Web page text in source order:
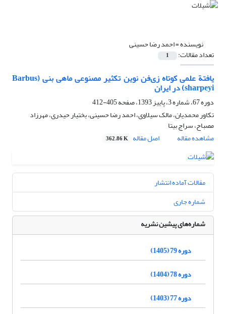
نویسنده =احمد رضا حسینی
تعداد مقالات: 1
یافتة علمی کوتاه زی‌فن نوین تکثیر مصنوعی ماهی بنی (Barbus
sharpeyi) در ایران
دوره 67، شماره 3، پاییز 1393، صفحه
405-412
تکاور محمدیان، مالک سیلاوی، احمد رضا حسینی، بختیار حیدری، مهرزاد
مصباح، سراج بیتا
مشاهده مقاله
اصل مقاله 362.86 K
مقالات آماده انتشار
شماره جاری
شماره‌های پیشین نشریه
دوره 79 (1405)
دوره 78 (1404)
دوره 77 (1403)